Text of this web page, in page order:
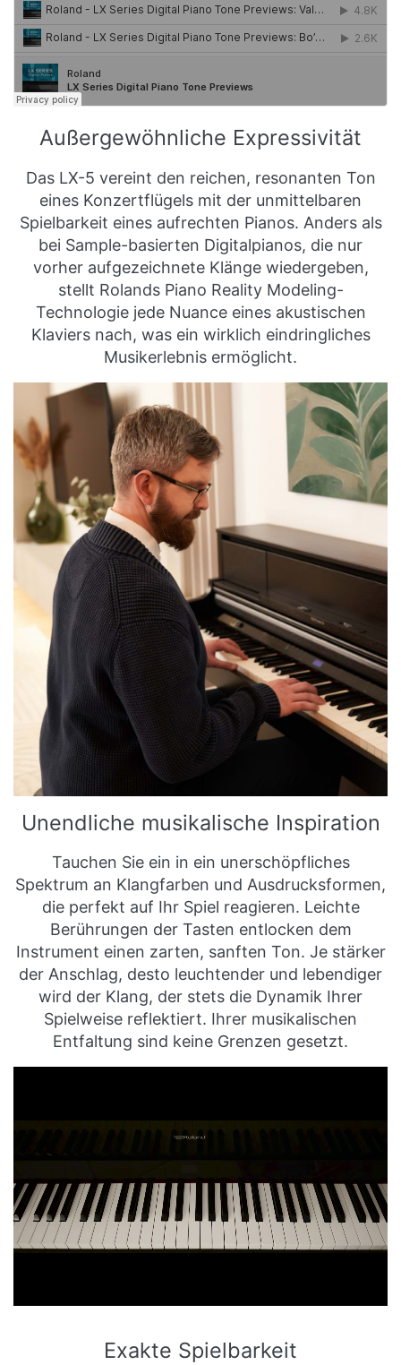
Außergewöhnliche Expressivität
Das LX-5 vereint den reichen, resonanten Ton
eines Konzertflügels mit der unmittelbaren
Spielbarkeit eines aufrechten Pianos. Anders als
bei Sample-basierten Digitalpianos, die nur
vorher aufgezeichnete Klänge wiedergeben,
stellt Rolands Piano Reality Modeling-
Technologie jede Nuance eines akustischen
Klaviers nach, was ein wirklich eindringliches
Musikerlebnis ermöglicht.
Unendliche musikalische Inspiration
Tauchen Sie ein in ein unerschöpfliches
Spektrum an Klangfarben und Ausdrucksformen,
die perfekt auf Ihr Spiel reagieren. Leichte
Berührungen der Tasten entlocken dem
Instrument einen zarten, sanften Ton. Je stärker
der Anschlag, desto leuchtender und lebendiger
wird der Klang, der stets die Dynamik Ihrer
Spielweise reflektiert. Ihrer musikalischen
Entfaltung sind keine Grenzen gesetzt.
Exakte Spielbarkeit